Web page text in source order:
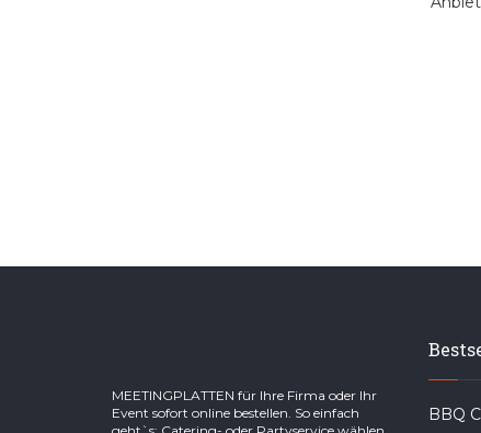
MEETINGPLATTEN für Ihre Firma oder Ihr
Event sofort online bestellen. So einfach
BBQ